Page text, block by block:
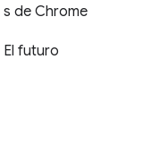
s de Chrome
El futuro